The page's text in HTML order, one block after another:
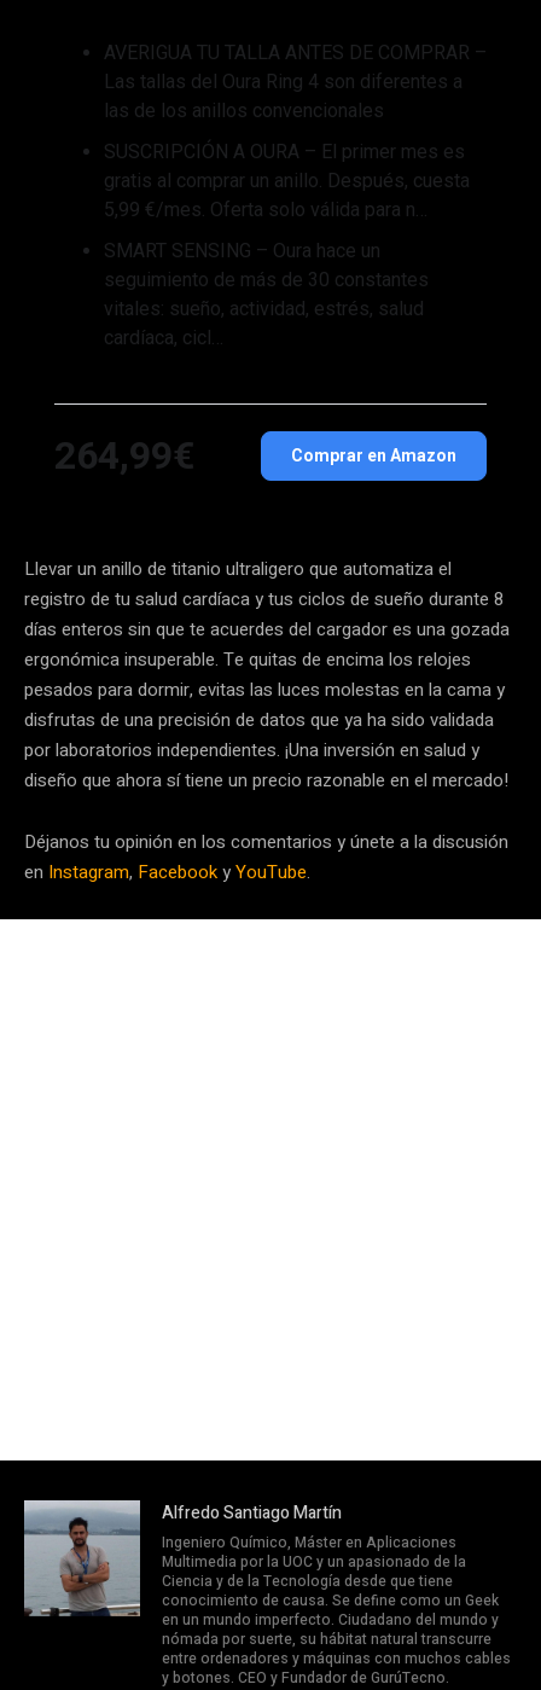
AVERIGUA TU TALLA ANTES DE COMPRAR –
Las tallas del Oura Ring 4 son diferentes a
las de los anillos convencionales
SUSCRIPCIÓN A OURA – El primer mes es
gratis al comprar un anillo. Después, cuesta
5,99 €/mes. Oferta solo válida para n…
SMART SENSING – Oura hace un
seguimiento de más de 30 constantes
vitales: sueño, actividad, estrés, salud
cardíaca, cicl…
264,99€ Comprar en Amazon
Llevar un anillo de titanio ultraligero que automatiza el
registro de tu salud cardíaca y tus ciclos de sueño durante 8
días enteros sin que te acuerdes del cargador es una gozada
ergonómica insuperable. Te quitas de encima los relojes
pesados para dormir, evitas las luces molestas en la cama y
disfrutas de una precisión de datos que ya ha sido validada
por laboratorios independientes. ¡Una inversión en salud y
diseño que ahora sí tiene un precio razonable en el mercado!
Déjanos tu opinión en los comentarios y únete a la discusión
en Instagram, FacebookyYouTube.
Alfredo Santiago Martín
Ingeniero Químico, Máster en Aplicaciones
Multimedia por la UOC y un apasionado de la
Ciencia y de la Tecnología desde que tiene
conocimiento de causa. Se define como un Geek
en un mundo imperfecto. Ciudadano del mundo y
nómada por suerte, su hábitat natural transcurre
entre ordenadores y máquinas con muchos cables
y botones. CEO y Fundador de GurúTecno.